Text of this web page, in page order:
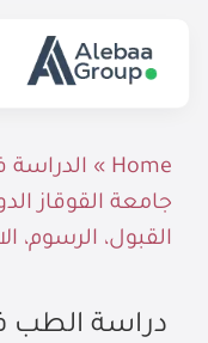
content
Home
» الدراسة
القبول، الرسوم،
دراسة الطب